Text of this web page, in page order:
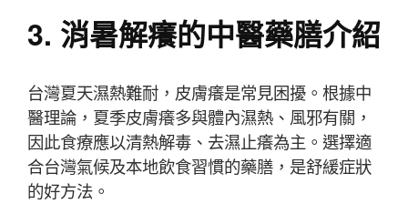
3. 消暑解癢的中醫藥膳介紹
台灣夏天濕熱難耐，皮膚癢是常見困擾。根據中
醫理論，夏季皮膚癢多與體內濕熱、風邪有關，
因此食療應以清熱解毒、去濕止癢為主。選擇適
合台灣氣候及本地飲食習慣的藥膳，是舒緩症狀
的好方法。